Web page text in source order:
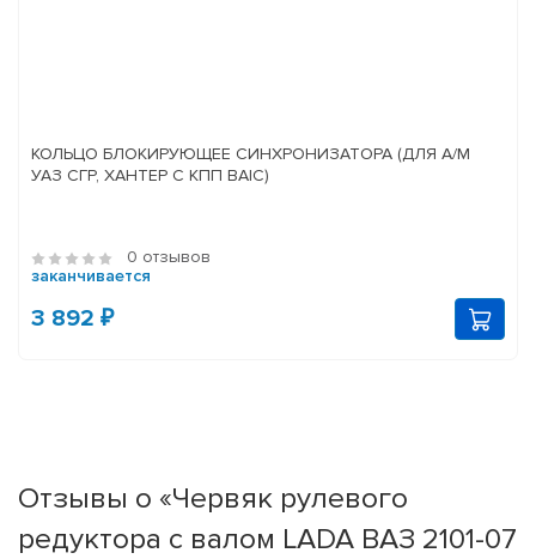
КОЛЬЦО БЛОКИРУЮЩЕЕ СИНХРОНИЗАТОРА (ДЛЯ А/М
УАЗ СГР, ХАНТЕР С КПП BAIC)
0 отзывов
заканчивается
3 892 ₽
Отзывы о «Червяк рулевого
редуктора с валом LADA ВАЗ 2101-07